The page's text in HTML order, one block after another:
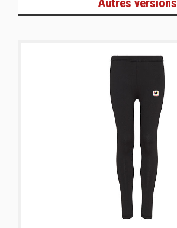
Autres versions